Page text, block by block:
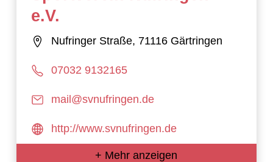
e.V.
Nufringer Straße, 71116 Gärtringen
07032 9132165
mail@svnufringen.de
http://www.svnufringen.de
+ Mehr anzeigen